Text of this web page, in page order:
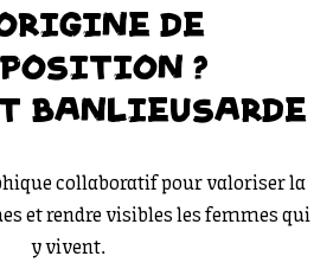
DE
?
BANLIEUSARDE
collaboratif pour valoriser la
et rendre visibles les femmes qui
y vivent.